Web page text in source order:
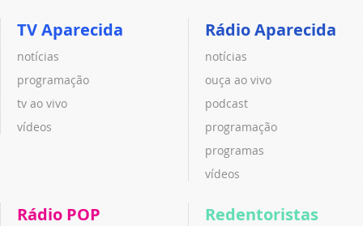
TV Aparecida
notícias
programação
tv ao vivo
vídeos
Rádio Aparecida
notícias
ouça ao vivo
podcast
programação
programas
vídeos
Rádio POP Redentoristas